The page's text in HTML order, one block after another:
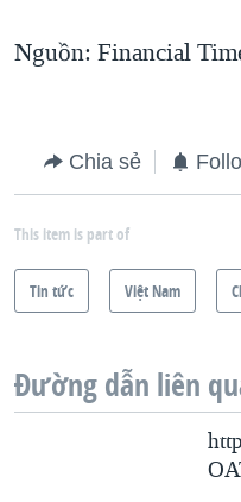
Nguồn: Financial
Chia sẻ
This item is part of
Tin tức Việt Nam
Đường dẫn liên